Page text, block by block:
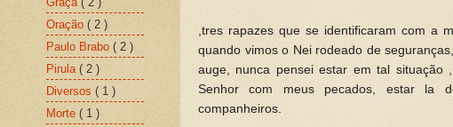
,tres rapazes que se identificaram com a
quando vimos o Nei rodeado de
auge, nunca pensei estar em tal
Senhor com meus pecados, estar la
companheiros.
Oração ( 2 )
Paulo Brabo ( 2 )
Pirula ( 2 )
Diversos ( 1 )
Morte ( 1 )